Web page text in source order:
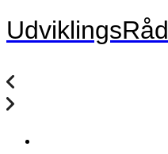
UdviklingsRåd